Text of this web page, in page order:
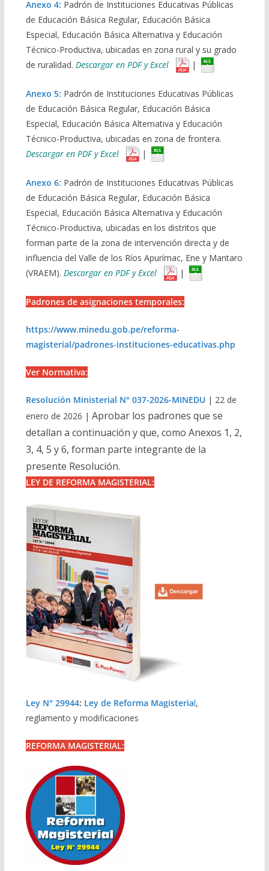
Anexo 4: Padrón de Instituciones Educativas Públicas
de Educación Básica Regular, Educación Básica
Especial, Educación Básica Alternativa y Educación
Técnico-Productiva, ubicadas en zona rural y su grado
de ruralidad. Descargar en PDF y Excel |
Anexo 5: Padrón de Instituciones Educativas Públicas
de Educación Básica Regular, Educación Básica
Especial, Educación Básica Alternativa y Educación
Técnico-Productiva, ubicadas en zona de frontera.
Descargar en PDF y Excel
|
Anexo 6: Padrón de Instituciones Educativas Públicas
de Educación Básica Regular, Educación Básica
Especial, Educación Básica Alternativa y Educación
Técnico-Productiva, ubicadas en los distritos que
forman parte de la zona de intervención directa y de
influencia del Valle de los Ríos Apurímac, Ene y Mantaro
(VRAEM). Descargar en PDF y Excel |
Padrones de asignaciones temporales:
https://www.minedu.gob.pe/reforma-
magisterial/padrones-instituciones-educativas.php
Ver Normativa:
Resolución Ministerial N° 037-2026-MINEDU| 22 de
enero de 2026 | Aprobar los padrones que se
detallan a continuación y que, como Anexos 1, 2,
3, 4, 5 y 6, forman parte integrante de la
presente Resolución.
LEY DE REFORMA MAGISTERIAL:
Ley N° 29944: Ley de Reforma Magisterial,
reglamento y modificaciones
REFORMA MAGISTERIAL: